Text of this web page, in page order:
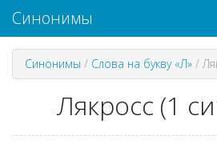
Синонимы
Синонимы / Слова на букву «Л» /
Лякросс (1